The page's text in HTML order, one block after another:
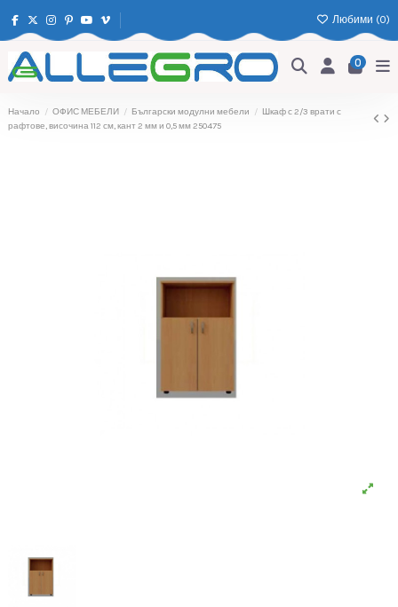
Любими (0)
0
Начало ОФИС МЕБЕЛИ Български модулни мебели
Шкаф с 2/3 врати с
рафтове, височина 112 см, кант 2 мм и 0,5 мм 250475